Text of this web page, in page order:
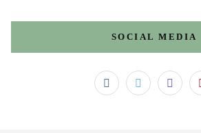
SOCIAL MEDIA